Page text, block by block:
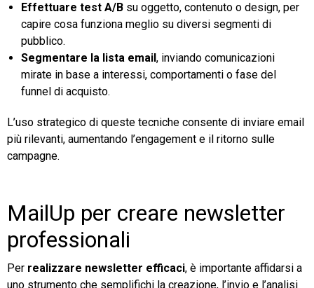
Effettuare test A/B su oggetto, contenuto o design, per
capire cosa funziona meglio su diversi segmenti di
pubblico.
Segmentare la lista email , inviando comunicazioni
mirate in base a interessi, comportamenti o fase del
funnel di acquisto.
L’uso strategico di queste tecniche consente di inviare email
più rilevanti, aumentando l’engagement e il ritorno sulle
campagne.
MailUp per creare newsletter
professionali
Per realizzare newsletter efficaci, è importante affidarsi a
uno strumento che semplifichi la creazione, l’invio e l’analisi